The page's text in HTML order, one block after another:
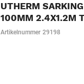
UTHERM
100MM 2.4X1.2M
Artikelnummer 29198